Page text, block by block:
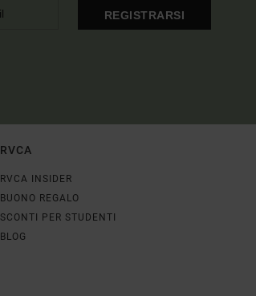
REGISTRARSI
RVCA
RVCA INSIDER
BUONO REGALO
SCONTI PER STUDENTI
BLOG